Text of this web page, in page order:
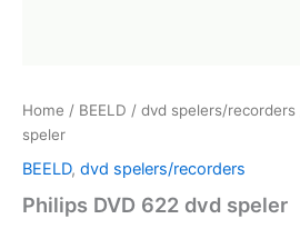
Home / BEELD / dvd spelers/recorders
speler
BEELD, dvd spelers/recorders
Philips DVD 622 dvd speler